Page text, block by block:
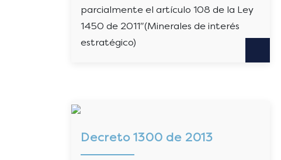
parcialmente el artículo 108 de la Ley
1450 de 2011″(Minerales de interés
estratégico)
Decreto 1300 de 2013